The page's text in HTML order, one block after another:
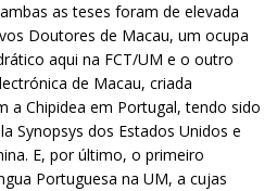
as teses foram de elevada
Doutores de Macau, um ocupa
aqui na FCT/UM e o outro
de Macau, criada
a Chipidea em Portugal, tendo sido
Synopsys dos Estados Unidos e
E, por último, o primeiro
Portuguesa na UM, a cujas